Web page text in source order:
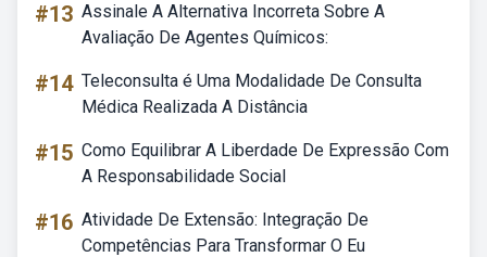
#13 Assinale A Alternativa Incorreta Sobre A
Avaliação De Agentes Químicos:
#14 Teleconsulta é Uma Modalidade De Consulta
Médica Realizada A Distância
#15 Como Equilibrar A Liberdade De Expressão Com
A Responsabilidade Social
#16 Atividade De Extensão: Integração De
Competências Para Transformar O Eu